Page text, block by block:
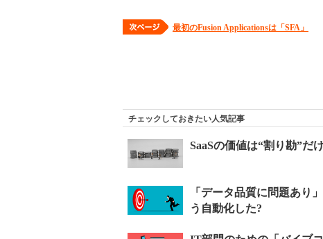
最初のFusion Applicationsは「SFA」
チェックしておきたい人気記事